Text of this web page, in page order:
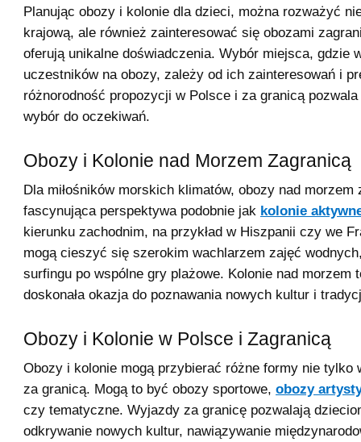
Planując obozy i kolonie dla dzieci, można rozważyć
krajową, ale również zainteresować się obozami
oferują unikalne doświadczenia. Wybór miejsca, gdzie
uczestników na obozy, zależy od ich zainteresowań i
różnorodność propozycji w Polsce i za granicą
wybór do oczekiwań.
Obozy i Kolonie nad Morzem Zagranicą
Dla miłośników morskich klimatów, obozy nad morzem
fascynująca perspektywa podobnie jak kolonie
kierunku zachodnim, na przykład w Hiszpanii czy we
mogą cieszyć się szerokim wachlarzem zajęć
surfingu po wspólne gry plażowe. Kolonie nad morzem
doskonała okazja do poznawania nowych kultur i
Obozy i Kolonie w Polsce i Zagranicą
Obozy i kolonie mogą przybierać różne formy nie tylko
za granicą. Mogą to być obozy sportowe, obozy
czy tematyczne. Wyjazdy za granicę pozwalają
odkrywanie nowych kultur, nawiązywanie